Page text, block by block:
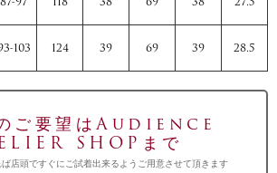
103 124 39 69 39 28.5
ご要望はAudience
SHOPまで
店頭ですぐにご試着出来るようご用意させて頂きます